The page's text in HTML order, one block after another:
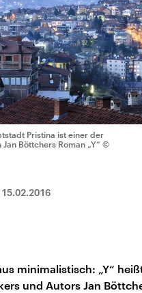
Pristina ist einer der
Böttchers Roman „Y“ ©
15.02.2016
minimalistisch: „Y“
und Autors Jan